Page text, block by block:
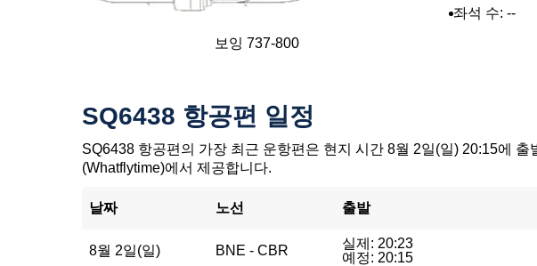
보잉 737-800
좌석 수: --
SQ6438 항공편 일정
SQ6438 항공편의 가장 최근 운항편은 현지 시간 8월 2일(일) 20:15에
(Whatflytime)에서 제공합니다.
날짜 노선 출발
8월 2일(일) BNE - CBR
실제: 20:23
예정: 20:15